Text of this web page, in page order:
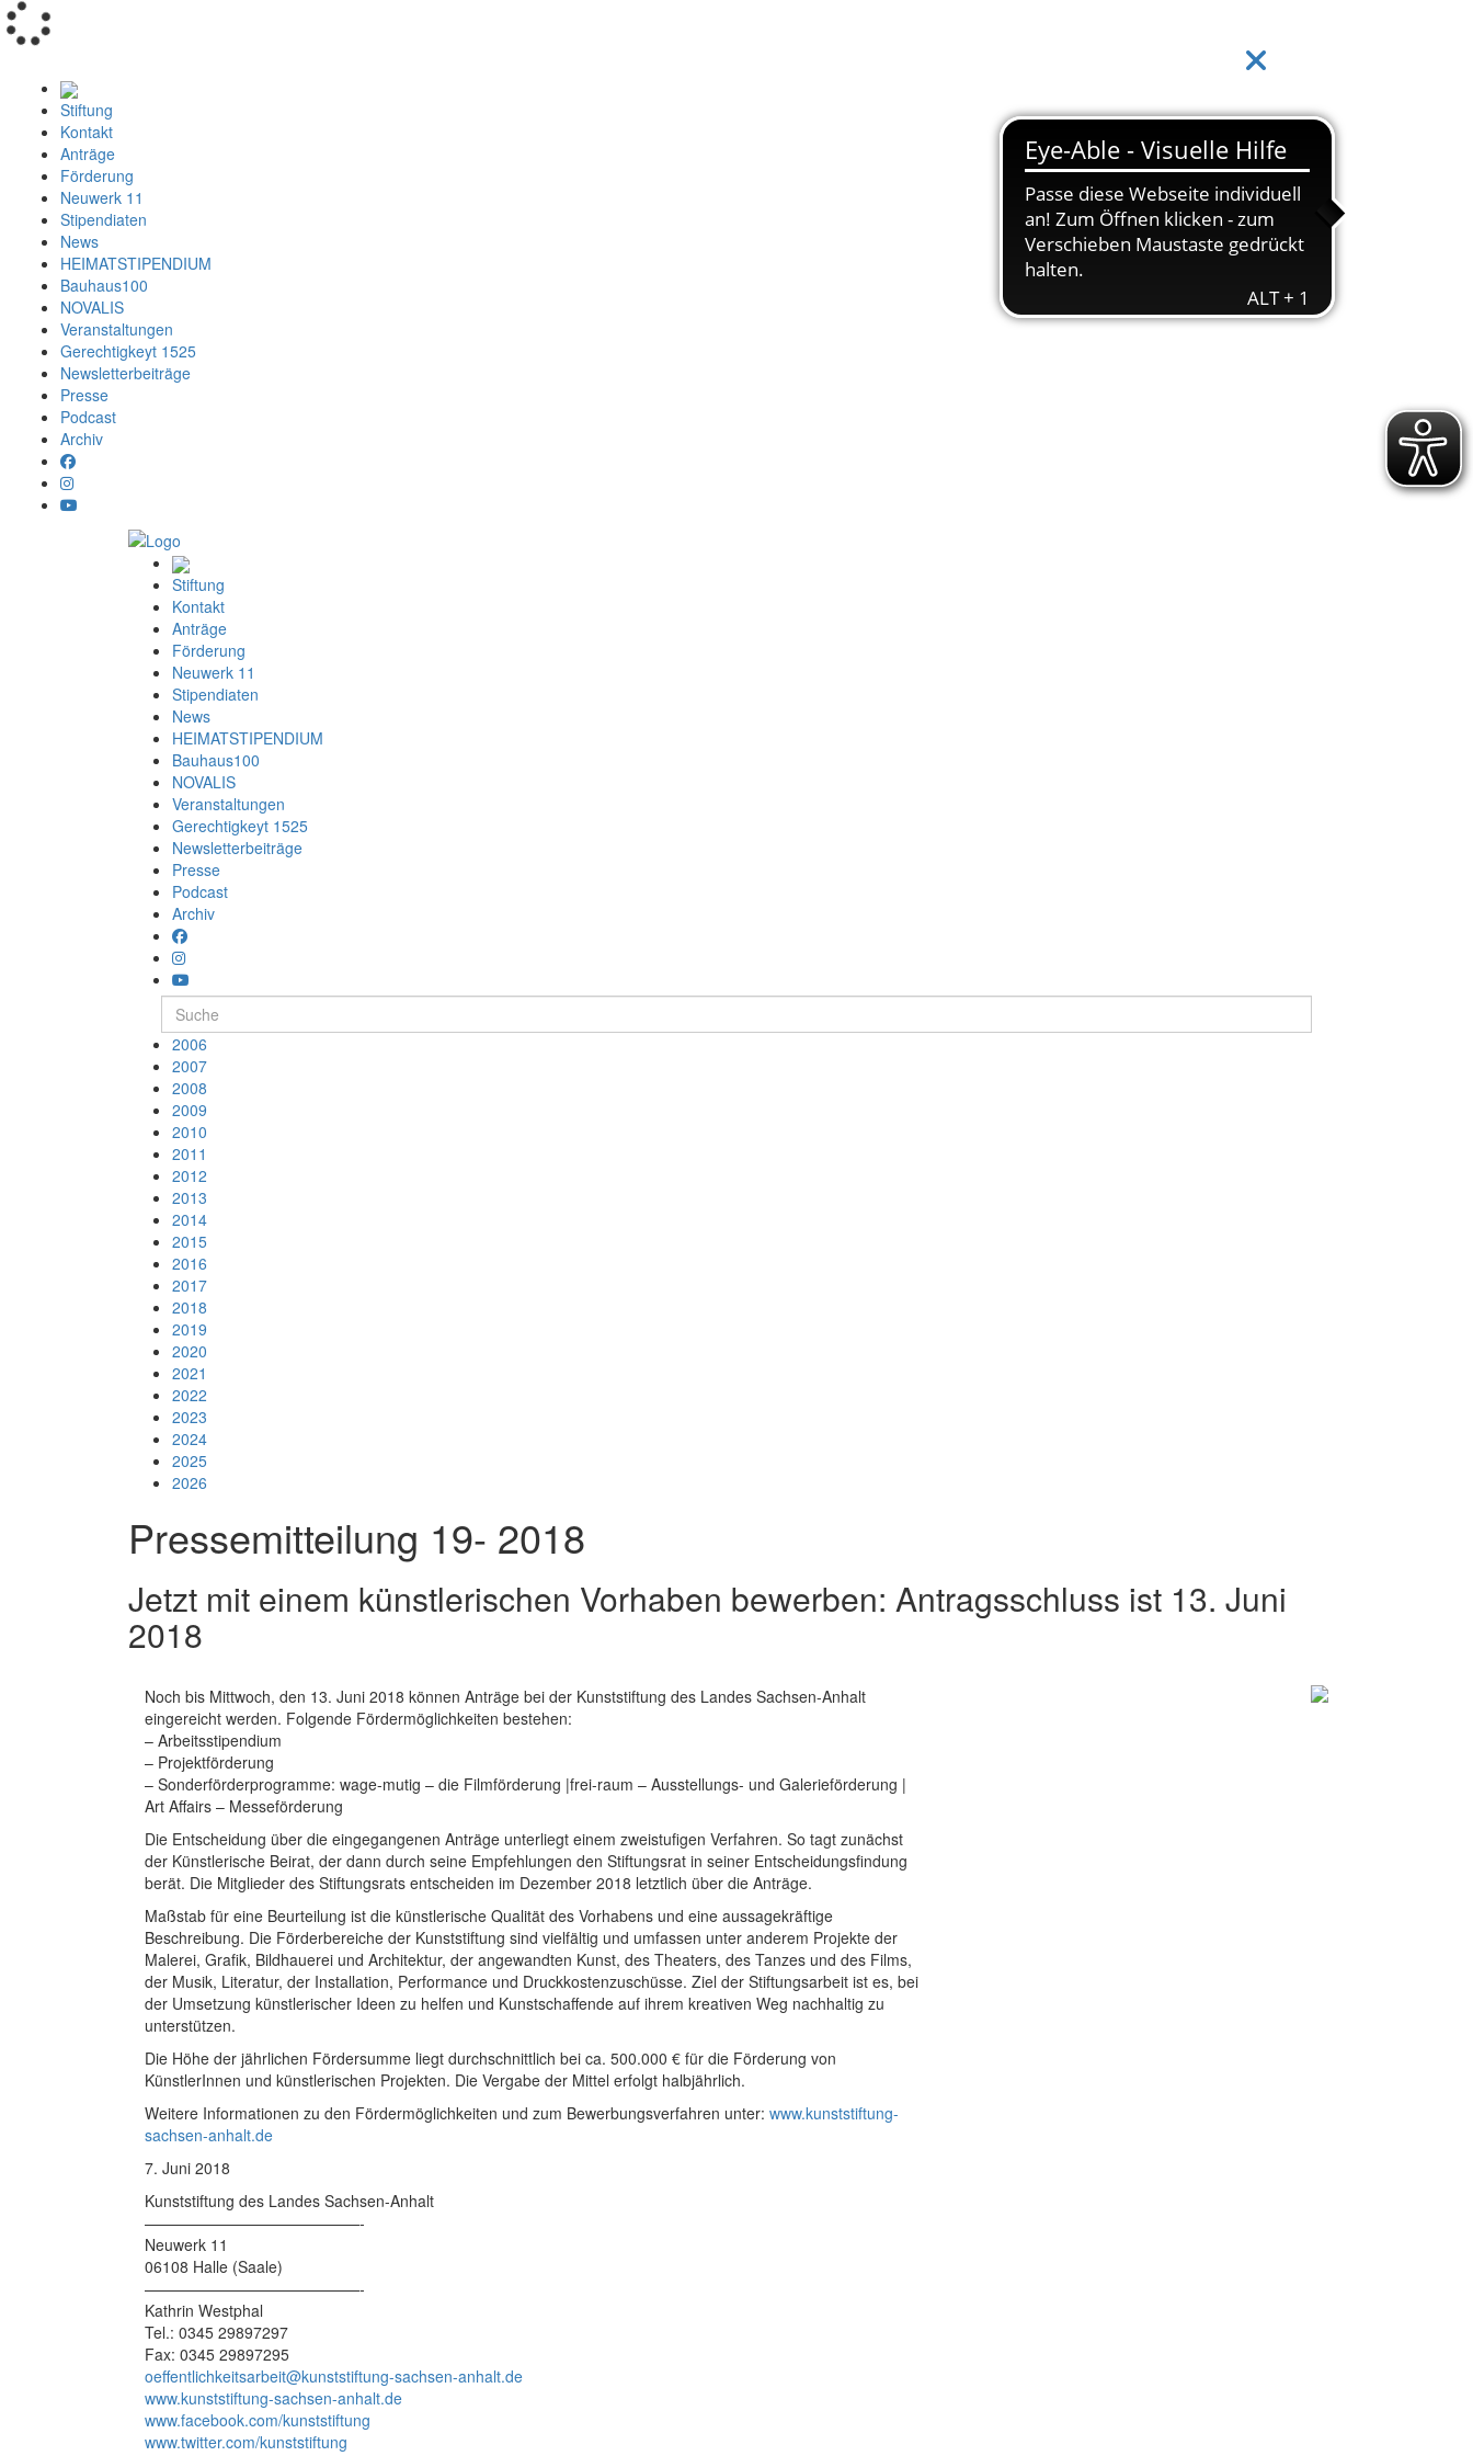
Stiftung
Kontakt
Anträge
Förderung
Neuwerk 11
Stipendiaten
News
HEIMATSTIPENDIUM
Bauhaus100
NOVALIS
Veranstaltungen
Gerechtigkeyt 1525
Newsletterbeiträge
Presse
Podcast
Archiv
Stiftung
Kontakt
Anträge
Förderung
Neuwerk 11
Stipendiaten
News
HEIMATSTIPENDIUM
Bauhaus100
NOVALIS
Veranstaltungen
Gerechtigkeyt 1525
Newsletterbeiträge
Presse
Podcast
Archiv
2006
2007
2008
2009
2010
2011
2012
2013
2014
2015
2016
2017
2018
2019
2020
2021
2022
2023
2024
2025
2026
Pressemitteilung 19- 2018
Jetzt mit einem künstlerischen Vorhaben bewerben: Antragsschluss ist 13. Juni
2018
Noch bis Mittwoch, den 13. Juni 2018 können Anträge bei der Kunststiftung des Landes Sachsen-Anhalt
eingereicht werden. Folgende Fördermöglichkeiten bestehen:
– Arbeitsstipendium
– Projektförderung
– Sonderförderprogramme: wage-mutig – die Filmförderung |frei-raum – Ausstellungs- und Galerieförderung |
Art Affairs – Messeförderung
Die Entscheidung über die eingegangenen Anträge unterliegt einem zweistufigen Verfahren. So tagt zunächst
der Künstlerische Beirat, der dann durch seine Empfehlungen den Stiftungsrat in seiner Entscheidungsfindung
berät. Die Mitglieder des Stiftungsrats entscheiden im Dezember 2018 letztlich über die Anträge.
Maßstab für eine Beurteilung ist die künstlerische Qualität des Vorhabens und eine aussagekräftige
Beschreibung. Die Förderbereiche der Kunststiftung sind vielfältig und umfassen unter anderem Projekte der
Malerei, Grafik, Bildhauerei und Architektur, der angewandten Kunst, des Theaters, des Tanzes und des Films,
der Musik, Literatur, der Installation, Performance und Druckkostenzuschüsse. Ziel der Stiftungsarbeit ist es, bei
der Umsetzung künstlerischer Ideen zu helfen und Kunstschaffende auf ihrem kreativen Weg nachhaltig zu
unterstützen.
Die Höhe der jährlichen Fördersumme liegt durchschnittlich bei ca. 500.000 € für die Förderung von
KünstlerInnen und künstlerischen Projekten. Die Vergabe der Mittel erfolgt halbjährlich.
Weitere Informationen zu den Fördermöglichkeiten und zum Bewerbungsverfahren unter: www.kunststiftung-
sachsen-anhalt.de
7. Juni 2018
Kunststiftung des Landes Sachsen-Anhalt
——————————————-
Neuwerk 11
06108 Halle (Saale)
——————————————-
Kathrin Westphal
Tel.: 0345 29897297
Fax: 0345 29897295
oeffentlichkeitsarbeit@kunststiftung-sachsen-anhalt.de
www.kunststiftung-sachsen-anhalt.de
www.facebook.com/kunststiftung
www.twitter.com/kunststiftung